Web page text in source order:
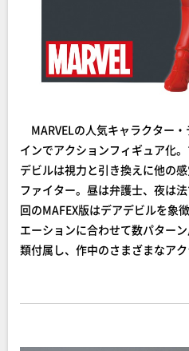
MARVELの人気キャラクター
インでアクションフィギュア化
デビルは視力と引き換えに他の
ファイター。昼は弁護士、夜は
回のMAFEX版はデアデビルを象
エーションに合わせて数パター
類付属し、作中のさまざまなアク